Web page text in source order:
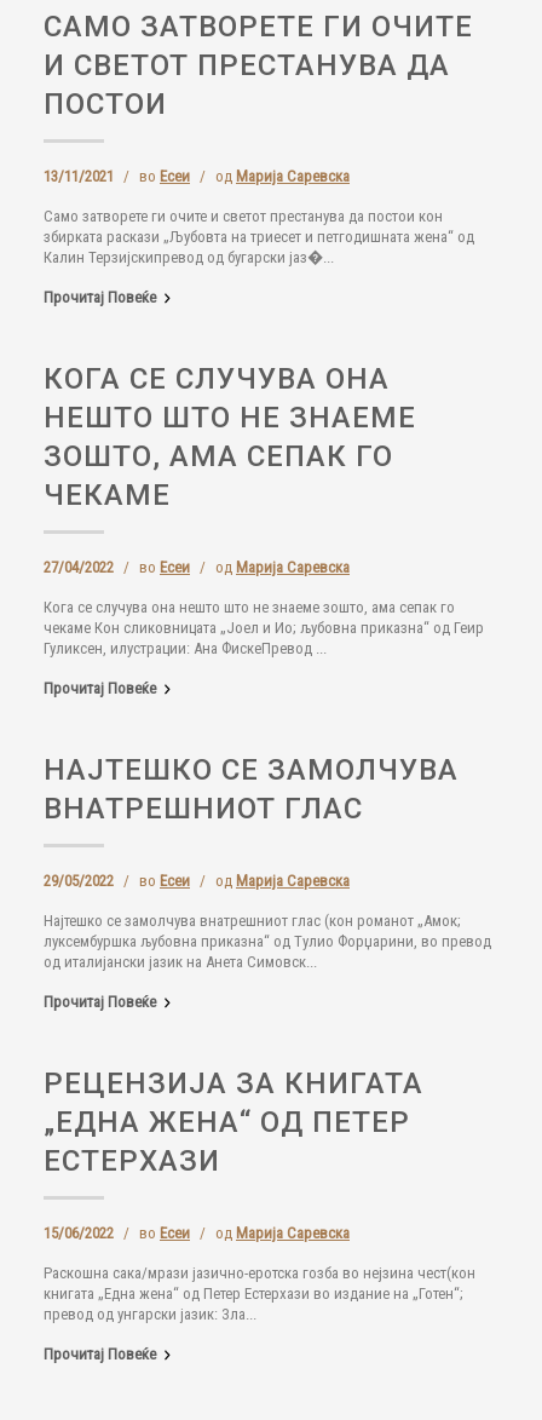
САМО ЗАТВОРЕТЕ ГИ ОЧИТЕ
И СВЕТОТ ПРЕСТАНУВА ДА
ПОСТОИ
13/11/2021 / во Есеи / од Марија Саревска
Само затворете ги очите и светот престанува да постои кон
збирката раскази „Љубовта на триесет и петгодишната жена“ од
Калин Терзијскипревод од бугарски јаз�...
Прочитај Повеќе
КОГА СЕ СЛУЧУВА ОНА
НЕШТО ШТО НЕ ЗНАЕМЕ
ЗОШТО, АМА СЕПАК ГО
ЧЕКАМЕ
27/04/2022 / во Есеи / од Марија Саревска
Кога се случува она нешто што не знаеме зошто, ама сепак го
чекаме Кон сликовницата „Јоел и Ио; љубовна приказна“ од Геир
Гуликсен, илустрации: Ана ФискеПревод ...
Прочитај Повеќе
НАЈТЕШКО СЕ ЗАМОЛЧУВА
ВНАТРЕШНИОТ ГЛАС
29/05/2022 / во Есеи / од Марија Саревска
Најтешко се замолчува внатрешниот глас (кон романот „Амок;
луксембуршка љубовна приказна“ од Тулио Форџарини, во превод
од италијански јазик на Анета Симовск...
Прочитај Повеќе
РЕЦЕНЗИЈА ЗА КНИГАТА
„ЕДНА ЖЕНА“ ОД ПЕТЕР
ЕСТЕРХАЗИ
15/06/2022 / во Есеи / од Марија Саревска
Раскошна сака/мрази јазично-еротска гозба во нејзина чест(кон
книгата „Една жена“ од Петер Естерхази во издание на „Готен“;
превод од унгарски јазик: Зла...
Прочитај Повеќе